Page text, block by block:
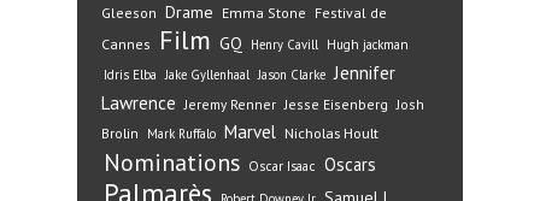
Gleeson Drame Emma Stone Festival de
Cannes
Film GQ Henry Cavill Hugh jackman
Idris Elba Jake Gyllenhaal Jason Clarke Jennifer
Lawrence Jeremy Renner Jesse Eisenberg Josh
Brolin
Mark Ruffalo Marvel Nicholas Hoult
Nominations Oscar Isaac Oscars
Palmarès